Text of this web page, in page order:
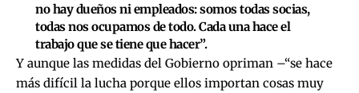
no hay dueños ni empleados: somos todas socias,
todas nos ocupamos de todo. Cada una hace el
trabajo que se tiene que hacer”.
Y aunque las medidas del Gobierno opriman –“se hace
más difícil la lucha porque ellos importan cosas muy